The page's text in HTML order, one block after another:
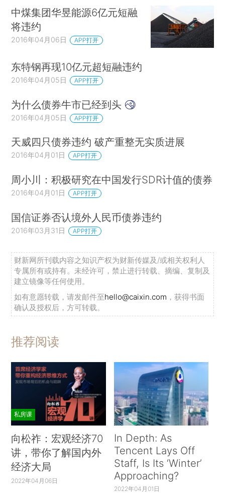
中煤集团华昱能源6亿元短融
将违约
2016年04月06日 APP打开
东特钢再现10亿元超短融违约
2016年04月05日 APP打开
为什么债券牛市已经到头
2016年04月05日 APP打开
天威四只债券违约 破产重整无实质进展
2016年04月01日 APP打开
周小川：积极研究在中国发行SDR计值的债券
2016年04月01日 APP打开
国信证券否认境外人民币债券违约
2016年03月31日 APP打开
财新网所刊载内容之知识产权为财新传媒及/或相关权利人
专属所有或持有。未经许可，禁止进行转载、摘编、复制及
建立镜像等任何使用。
如有意愿转载，请发邮件至hello@caixin.com ，获得书面
确认及授权后，方可转载。
推荐阅读
私房课
向松祚：宏观经济70
讲，带你了解国内外
经济大局
2022年04月06日
In Depth: As
Tencent Lays Off
Staff, Is Its ‘Winter’
Approaching?
2022年04月01日